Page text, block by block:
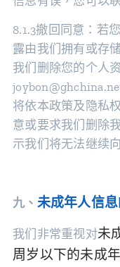
8.1.3撤回同意：若
露由我们拥有或存
我们删除您的个人
将依本政策及隐私
意或要求我们删除
示我们将无法继续
九、 未成年人信
我们非常重视对未
周岁以下的未成